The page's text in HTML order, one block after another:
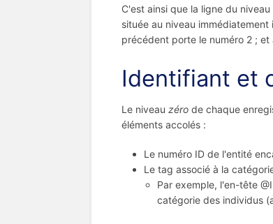
C'est ainsi que la ligne du
située au niveau
précédent porte le numéro 2 ; et
Identifiant et
Le niveau zéro de chaque
éléments accolés :
Le numéro ID de l'entité
Le tag associé à la
Par exemple, l'en-tête
catégorie des individus